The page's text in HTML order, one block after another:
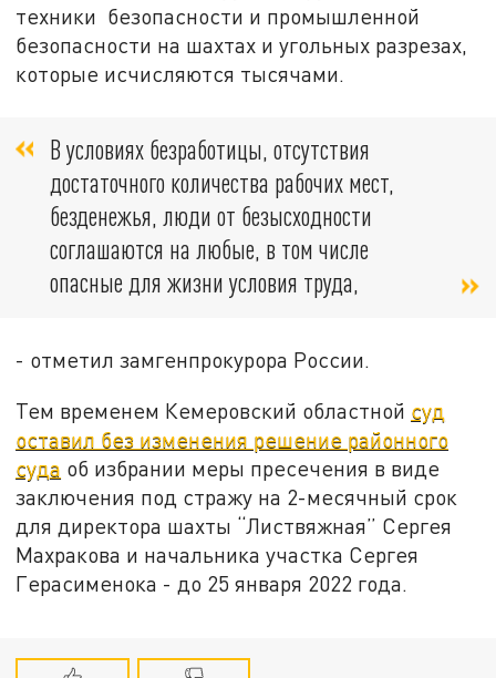
техники безопасности и промышленной
безопасности на шахтах и угольных разрезах,
которые исчисляются тысячами.
В условиях безработицы, отсутствия
достаточного количества рабочих мест,
безденежья, люди от безысходности
соглашаются на любые, в том числе
опасные для жизни условия труда,
- отметил замгенпрокурора России.
Тем временем Кемеровский областной суд
оставил без изменения решение районного
суда об избрании меры пресечения в виде
заключения под стражу на 2-месячный срок
для директора шахты “Листвяжная” Сергея
Махракова и начальника участка Сергея
Герасименока - до 25 января 2022 года.